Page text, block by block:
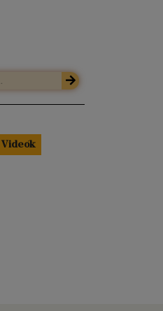
Videók